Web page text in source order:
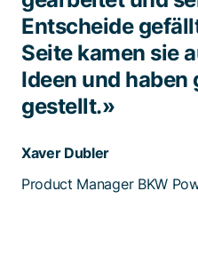
Entscheide
Seite kamen sie
Ideen und haben
gestellt.»
Xaver Dubler
Product Manager BKW